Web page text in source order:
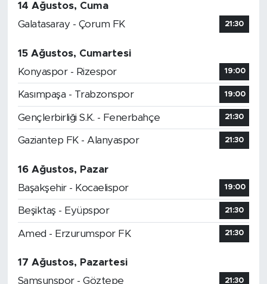
14 Ağustos, Cuma
Galatasaray - Çorum FK
21:30
15 Ağustos, Cumartesi
Konyaspor - Rizespor
19:00
Kasımpaşa - Trabzonspor 19:00
Gençlerbirliği S.K. - Fenerbahçe 21:30
Gaziantep FK - Alanyaspor 21:30
16 Ağustos, Pazar
Başakşehir - Kocaelispor
19:00
Beşiktaş - Eyüpspor 21:30
Amed - Erzurumspor FK 21:30
17 Ağustos, Pazartesi
Samsunspor - Göztepe
21:30